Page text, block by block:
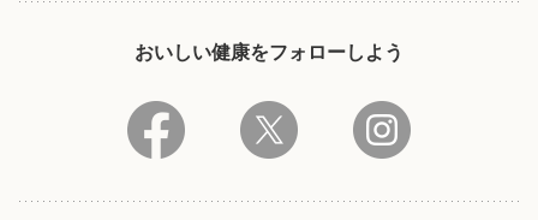
おいしい健康をフォローしよう